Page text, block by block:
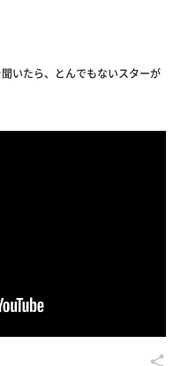
いたら、とんでもないスターが